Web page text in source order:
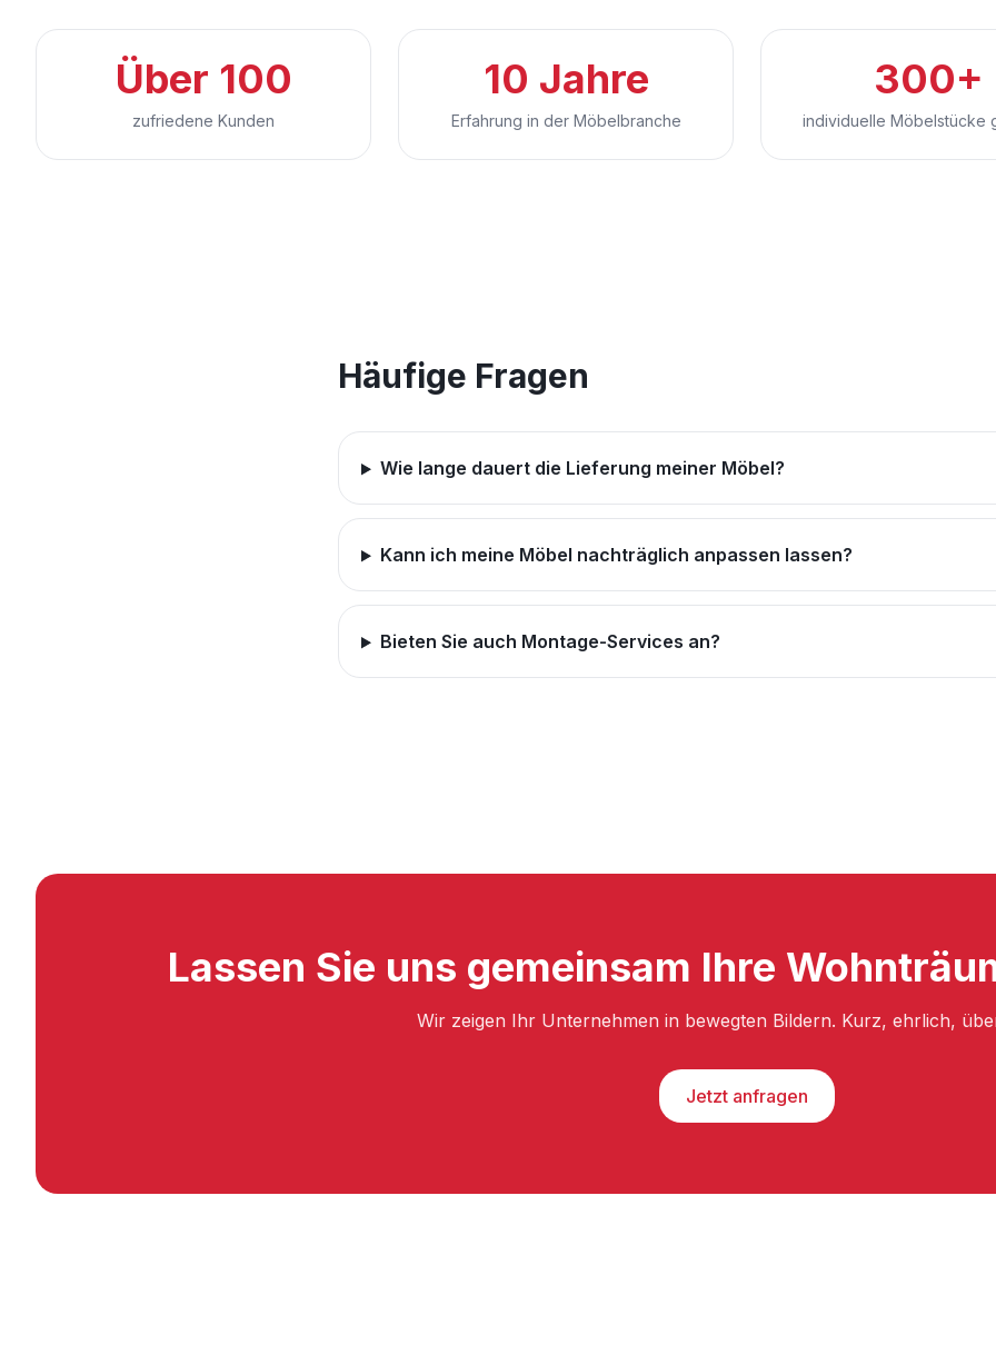
Über 100
zufriedene Kunden
10 Jahre
Erfahrung in der Möbelbranche
300+
individuelle Möbelstücke
Häufige Fragen
Wie lange dauert die Lieferung meiner Möbel?
Kann ich meine Möbel nachträglich anpassen lassen?
Bieten Sie auch Montage-Services an?
Lassen Sie uns gemeinsam Ihre
Wir zeigen Ihr Unternehmen in bewegten Bildern. Kurz, ehrlich,
Jetzt anfragen